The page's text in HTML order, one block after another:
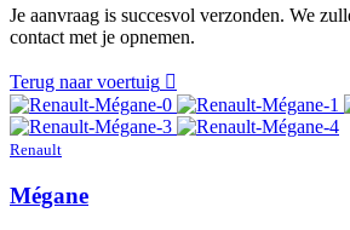
Je aanvraag is succesvol verzonden. We
contact met je opnemen.
Terug naar voertuig
Renault
Mégane